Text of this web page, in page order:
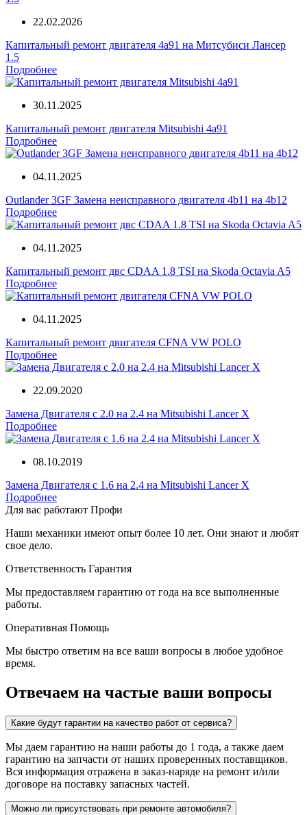
22.02.2026
Капитальный ремонт двигателя 4a91 на Митсубиси Лансер
1.5
Подробнее
30.11.2025
Капитальный ремонт двигателя Mitsubishi 4a91
Подробнее
04.11.2025
Outlander 3GF Замена неисправного двигателя 4b11 на 4b12
Подробнее
04.11.2025
Капитальный ремонт двс CDAA 1.8 TSI на Skoda Octavia A5
Подробнее
04.11.2025
Капитальный ремонт двигателя CFNA VW POLO
Подробнее
22.09.2020
Замена Двигателя с 2.0 на 2.4 на Mitsubishi Lancer X
Подробнее
08.10.2019
Замена Двигателя с 1.6 на 2.4 на Mitsubishi Lancer X
Подробнее
Для вас работают Профи
Наши механики имеют опыт более 10 лет. Они знают и любят
свое дело.
Ответственность Гарантия
Мы предоставляем гарантию от года на все выполненные
работы.
Оперативная Помощь
Мы быстро ответим на все ваши вопросы в любое удобное
время.
Отвечаем на частые ваши вопросы
Какие будут гарантии на качество работ от сервиса?
Мы даем гарантию на наши работы до 1 года, а также даем
гарантию на запчасти от наших проверенных поставщиков.
Вся информация отражена в заказ-наряде на ремонт и/или
договоре на поставку запасных частей.
Можно ли присутствовать при ремонте автомобиля?